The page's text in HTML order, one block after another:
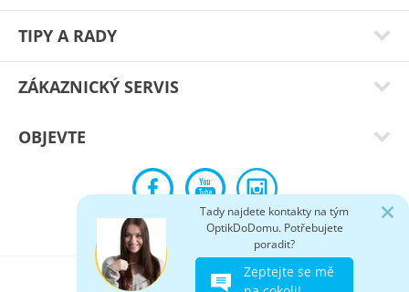
TIPY A RADY
ZÁKAZNICKÝ SERVIS
OBJEVTE
Tady najdete kontakty na tým
OptikDoDomu. Potřebujete
poradit?
Zeptejte se mě